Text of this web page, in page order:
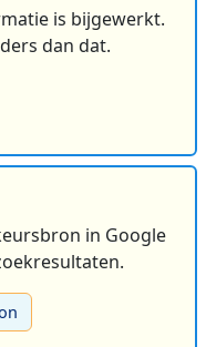
is bijgewerkt.
dan dat.
in Google